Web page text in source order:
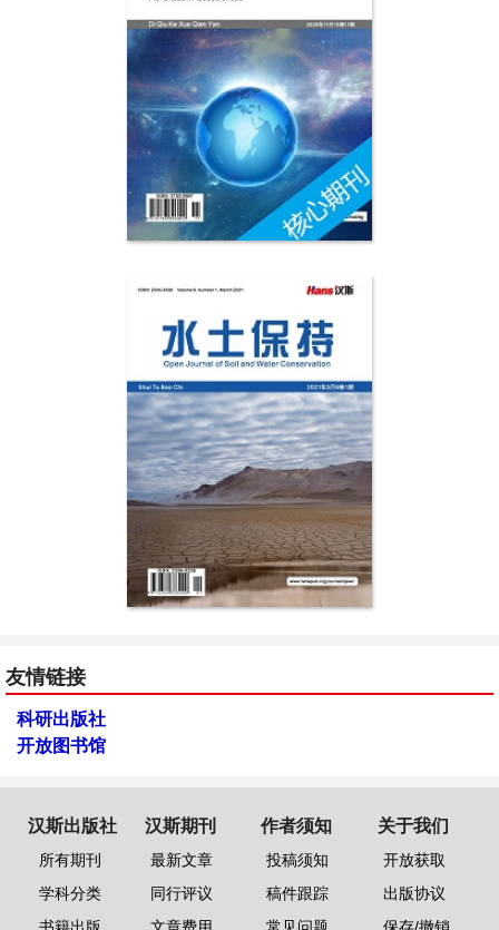
友情链接
科研出版社
开放图书馆
汉斯出版社
所有期刊
学科分类
汉斯期刊
最新文章
同行评议
作者须知
投稿须知
稿件跟踪
关于我们
开放获取
出版协议